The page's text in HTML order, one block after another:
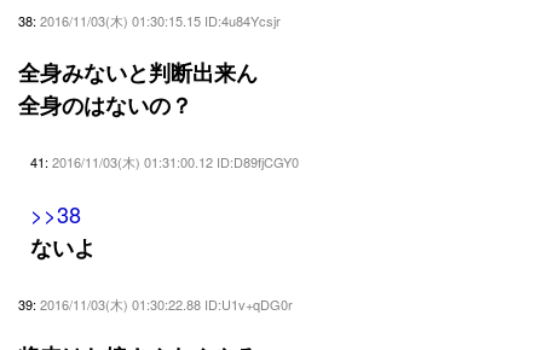
38: 2016/11/03(木) 01:30:15.15 ID:4u84Ycsjr
全身みないと判断出来ん
全身のはないの？
41: 2016/11/03(木) 01:31:00.12 ID:D89fjCGY0
>>38
ないよ
39: 2016/11/03(木) 01:30:22.88 ID:U1v+qDG0r